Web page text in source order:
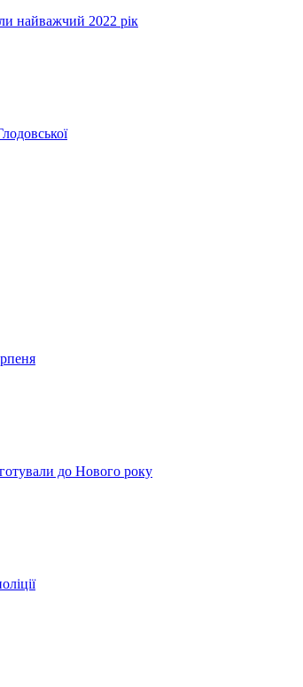
найважчий 2022 рік
до Нового року